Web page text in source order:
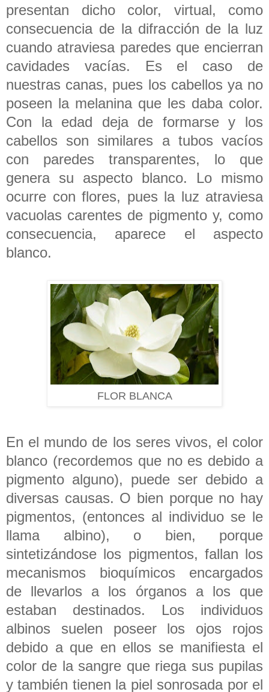
presentan dicho color, virtual, como
consecuencia de la difracción de la luz
cuando atraviesa paredes que encierran
cavidades vacías. Es el caso de
nuestras canas, pues los cabellos ya no
poseen la melanina que les daba color.
Con la edad deja de formarse y los
cabellos son similares a tubos vacíos
con paredes transparentes, lo que
genera su aspecto blanco. Lo mismo
ocurre con flores, pues la luz atraviesa
vacuolas carentes de pigmento y, como
consecuencia, aparece el aspecto
blanco.
FLOR BLANCA
En el mundo de los seres vivos, el color
blanco (recordemos que no es debido a
pigmento alguno), puede ser debido a
diversas causas. O bien porque no hay
pigmentos, (entonces al individuo se le
llama albino), o bien, porque
sintetizándose los pigmentos, fallan los
mecanismos bioquímicos encargados
de llevarlos a los órganos a los que
estaban destinados. Los individuos
albinos suelen poseer los ojos rojos
debido a que en ellos se manifiesta el
color de la sangre que riega sus pupilas
y también tienen la piel sonrosada por el